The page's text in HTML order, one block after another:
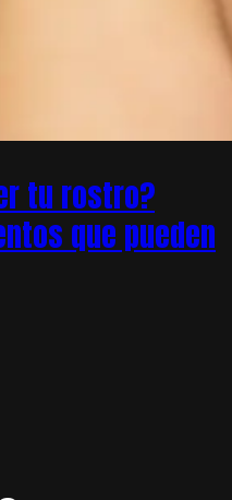
tu rostro?
que pueden